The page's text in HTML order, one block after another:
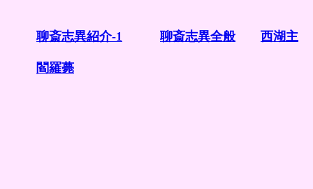
聊斎志異紹介-1 聊斎志異全般 西湖主
閻羅薨